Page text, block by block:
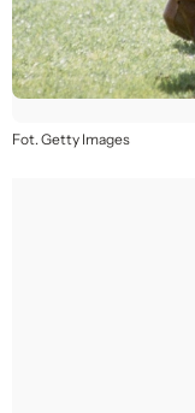
Fot. Getty Images